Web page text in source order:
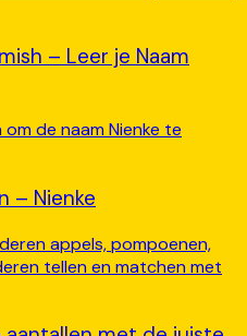
– Leer je Naam
– Nienke